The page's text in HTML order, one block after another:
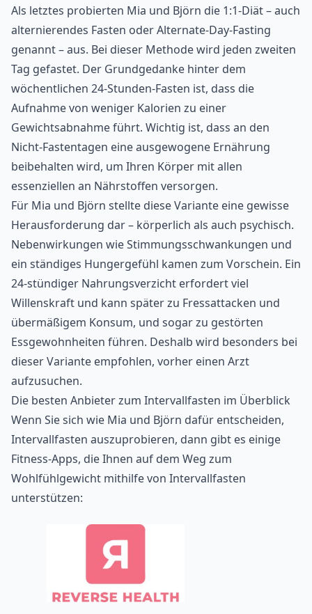
Als letztes probierten Mia und Björn die 1:1-Diät – auch
alternierendes Fasten oder Alternate-Day-Fasting
genannt – aus. Bei dieser Methode wird jeden zweiten
Tag gefastet. Der Grundgedanke hinter dem
wöchentlichen 24-Stunden-Fasten ist, dass die
Aufnahme von weniger Kalorien zu einer
Gewichtsabnahme führt. Wichtig ist, dass an den
Nicht-Fastentagen eine ausgewogene Ernährung
beibehalten wird, um Ihren Körper mit allen
essenziellen an Nährstoffen versorgen.
Für Mia und Björn stellte diese Variante eine gewisse
Herausforderung dar – körperlich als auch psychisch.
Nebenwirkungen wie Stimmungsschwankungen und
ein ständiges Hungergefühl kamen zum Vorschein. Ein
24-stündiger Nahrungsverzicht erfordert viel
Willenskraft und kann später zu Fressattacken und
übermäßigem Konsum, und sogar zu gestörten
Essgewohnheiten führen. Deshalb wird besonders bei
dieser Variante empfohlen, vorher einen Arzt
aufzusuchen.
Die besten Anbieter zum Intervallfasten im Überblick
Wenn Sie sich wie Mia und Björn dafür entscheiden,
Intervallfasten auszuprobieren, dann gibt es einige
Fitness-Apps, die Ihnen auf dem Weg zum
Wohlfühlgewicht mithilfe von Intervallfasten
unterstützen: